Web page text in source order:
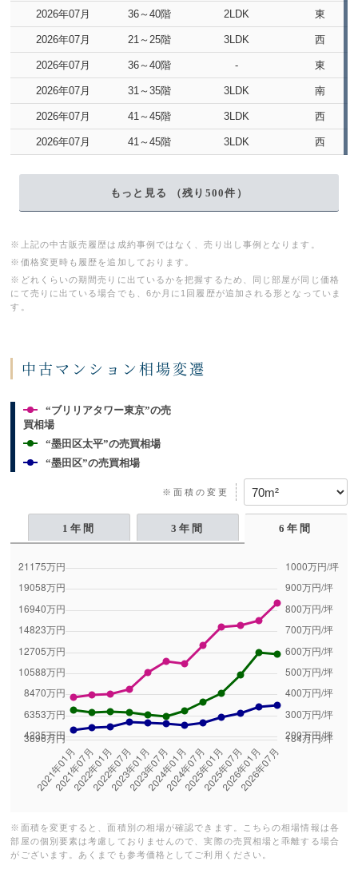
2026年07月 36～40階 2LDK 東
2026年07月 21～25階 3LDK 西
2026年07月 36～40階 - 東
2026年07月 31～35階 3LDK 南
2026年07月 41～45階 3LDK 西
2026年07月 41～45階 3LDK 西
もっと見る （残り 500件）
※上記の中古販売履歴は成約事例ではなく、売り出し事例となります。
※価格変更時も履歴を追加しております。
※どれくらいの期間売りに出ているかを把握するため、同じ部屋が同じ価格
にて売りに出ている場合でも、6か月に1回履歴が追加される形となっていま
す。
中古マンション相場変遷
“ブリリアタワー東京”の売
買相場
“墨田区太平”の売買相場
“墨田区”の売買相場
※面積の変更
1年間 3年間 6年間
※面積を変更すると、面積別の相場が確認できます。こちらの相場情報は各
部屋の個別要素は考慮しておりませんので、実際の売買相場と乖離する場合
がございます。あくまでも参考価格としてご利用ください。